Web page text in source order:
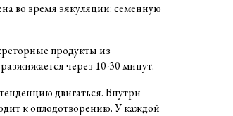
во время эякуляции: семенную
продукты из
через 10-30 минут.
двигаться. Внутри
к оплодотворению. У каждой